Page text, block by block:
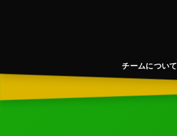
チームについて